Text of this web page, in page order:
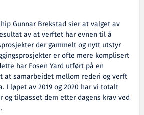
Gunnar Brekstad sier at valget av
av at verftet har evnen til å
der gammelt og nytt utstyr
er ofte mere komplisert
har Fosen Yard utført på en
at samarbeidet mellom rederi og verft
I løpet av 2019 og 2020 har vi totalt
og tilpasset dem etter dagens krav ved